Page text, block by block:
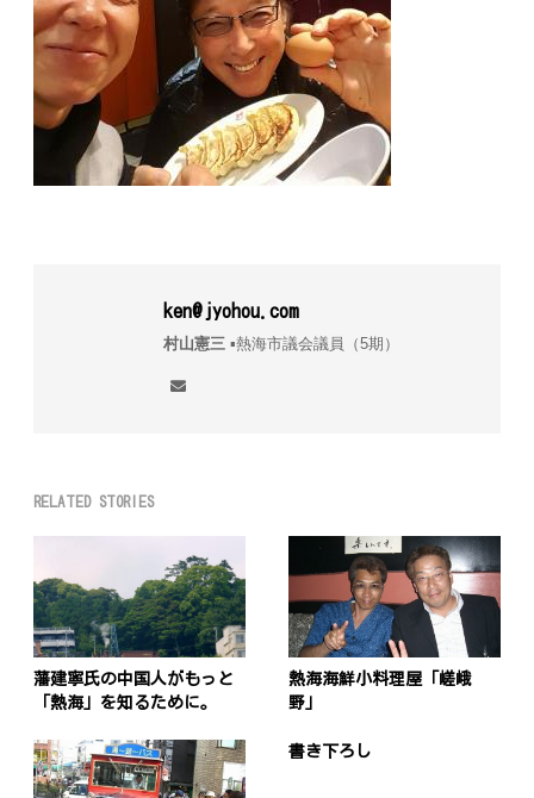
ken@jyohou.com
村山憲三▪︎熱海市議会議員（5期）
RELATED STORIES
藩建寧氏の中国人がもっと
「熱海」を知るために。
熱海海鮮小料理屋「嵯峨
野」
書き下ろし